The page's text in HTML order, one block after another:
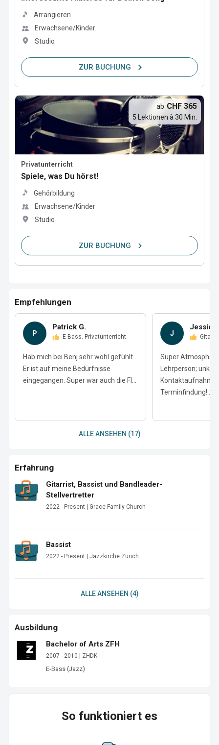
Arrangieren
Erwachsene/Kinder
Studio
ZUR BUCHUNG
Privatunterricht
Spiele, was Du hörst!
Gehörbildung
Erwachsene/Kinder
Studio
ab CHF 365
5 Lektionen à 30 Min.
ZUR BUCHUNG
Empfehlungen
P
Patrick G.
E-Bass. Privatunterricht
Hab mich bei Benj sehr wohl gefühlt.
Er ist auf meine Bedürfnisse
eingegangen. Super war auch die Fl...
J
Jessica
Super
Lehrperson;
Terminfindung! :-)
ALLE ANSEHEN (17)
Erfahrung
Gitarrist, Bassist und Bandleader-
Stellvertretter
2022 - Present | Grace Family Church
Bassist
2022 - Present | Jazzkirche Zürich
ALLE ANSEHEN (4)
Ausbildung
Bachelor of Arts ZFH
2007 - 2010 | ZHDK
E-Bass (Jazz)
So funktioniert es